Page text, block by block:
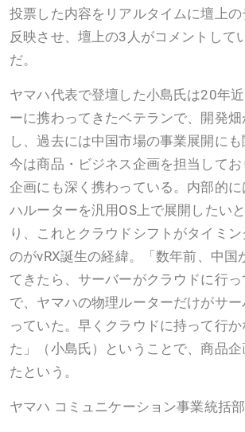
投票した内容をリアルタイムに壇上
反映させ、壇上の3人がコメントして
だ。
ヤマハ代表で登壇した小島氏は20年
ーに携わってきたベテランで、開発畑
し、過去には中国市場の事業展開にも
今は商品・ビジネス企画を担当してお
企画にも深く携わっている。内部的に
ハルーターを汎用OS上で展開したい
り、これとクラウドシフトがタイミ
のがvRX誕生の経緯。「数年前、中国
てきたら、サーバーがクラウドに行
で、ヤマハの物理ルーターだけがサ
っていた。早くクラウドに持って行か
た」（小島氏）ということで、商品企
たという。
ヤマハ コミュニケーション事業統括